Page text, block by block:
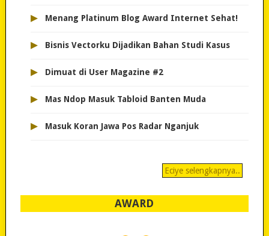
▸ Menang Platinum Blog Award Internet Sehat!
▸ Bisnis Vectorku Dijadikan Bahan Studi Kasus
▸ Dimuat di User Magazine #2
▸ Mas Ndop Masuk Tabloid Banten Muda
▸ Masuk Koran Jawa Pos Radar Nganjuk
Eciye selengkapnya..
AWARD